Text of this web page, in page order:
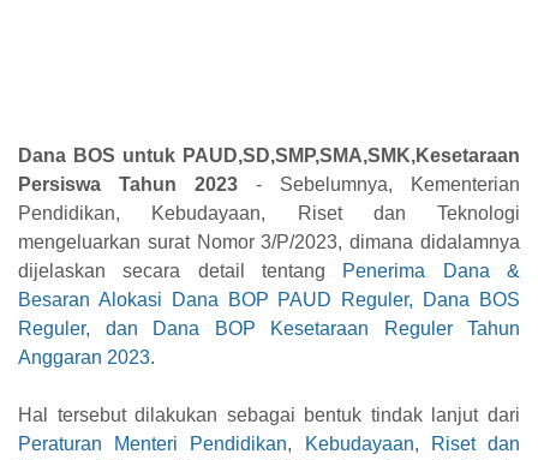
Dana BOS untuk PAUD,SD,SMP,SMA,SMK,Kesetaraan
Persiswa Tahun 2023 - Sebelumnya, Kementerian
Pendidikan, Kebudayaan, Riset dan Teknologi
mengeluarkan surat Nomor 3/P/2023, dimana didalamnya
dijelaskan secara detail tentang Penerima Dana &
Besaran Alokasi Dana BOP PAUD Reguler, Dana BOS
Reguler, dan Dana BOP Kesetaraan Reguler Tahun
Anggaran 2023.
Hal tersebut dilakukan sebagai bentuk tindak lanjut dari
Peraturan Menteri Pendidikan, Kebudayaan, Riset dan